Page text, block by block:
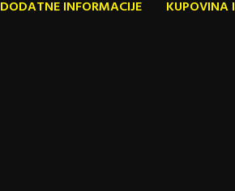
DODATNE INFORMACIJE KUPOVINA